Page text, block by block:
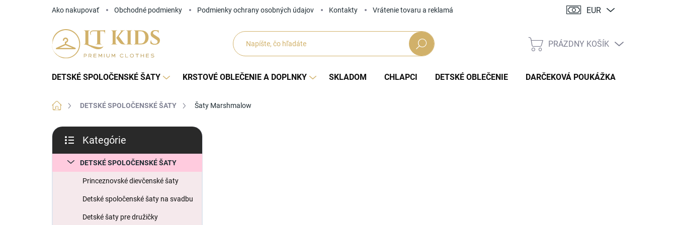
Ako nakupovať Obchodné podmienky Podmienky ochrany osobných údajov Kontakty Vrátenie tovaru a reklamácia EUR
Hľadať
NÁKUPNÝ
PRÁZDNY KOŠÍK
DETSKÉ SPOLOČENSKÉ ŠATY KRSTOVÉ OBLEČENIE A DOPLNKY SKLADOM CHLAPCI DETSKÉ OBLEČENIE DARČEKOVÁ POUKÁŽKA
DomovDETSKÉ SPOLOČENSKÉ ŠATY Šaty Marshmalow
B
č
ý
kategórie
Kategórie
DETSKÉ SPOLOČENSKÉ ŠATY
Princeznovské dievčenské šaty
Detské spoločenské šaty na svadbu
Detské šaty pre družičky